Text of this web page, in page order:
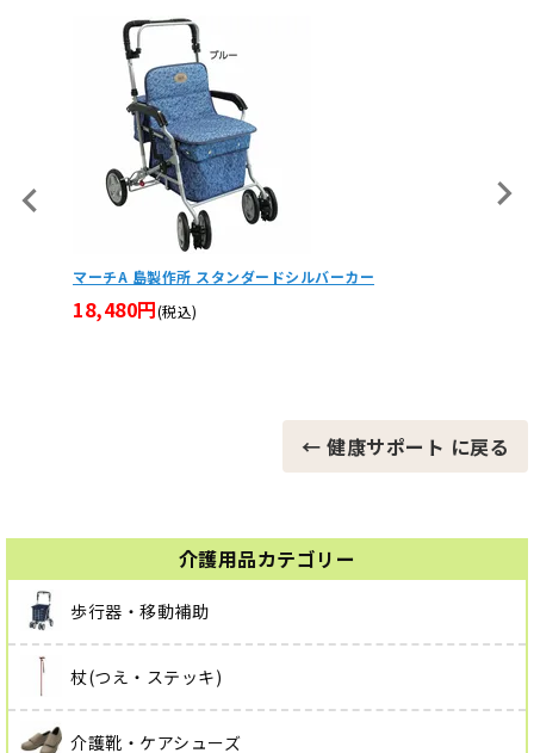
介護用品カテゴリー
歩行器・移動補助
杖(つえ・ステッキ)
介護靴・ケアシューズ
【非課税】コンパクト車椅子 MV-2
42,240円(税込)
← 健康サポート に戻る